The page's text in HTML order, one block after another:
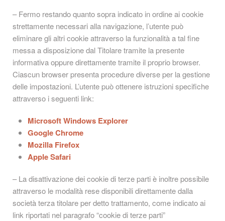
– Fermo restando quanto sopra indicato in ordine ai cookie
strettamente necessari alla navigazione, l’utente può
eliminare gli altri cookie attraverso la funzionalità a tal fine
messa a disposizione dal Titolare tramite la presente
informativa oppure direttamente tramite il proprio browser.
Ciascun browser presenta procedure diverse per la gestione
delle impostazioni. L’utente può ottenere istruzioni specifiche
attraverso i seguenti link:
Microsoft Windows Explorer
Google Chrome
Mozilla Firefox
Apple Safari
– La disattivazione dei cookie di terze parti è inoltre possibile
attraverso le modalità rese disponibili direttamente dalla
società terza titolare per detto trattamento, come indicato ai
link riportati nel paragrafo “cookie di terze parti”